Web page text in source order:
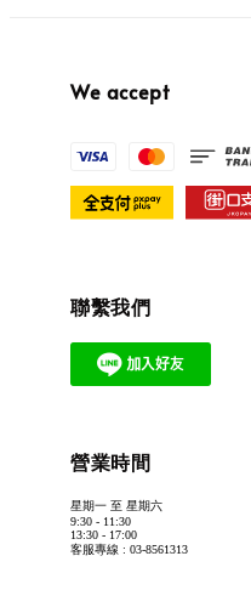
We accept
聯繫我們
營業時間
星期一 至 星期六
9:30 - 11:30
13:30 - 17:00
客服專線 : 03-8561313